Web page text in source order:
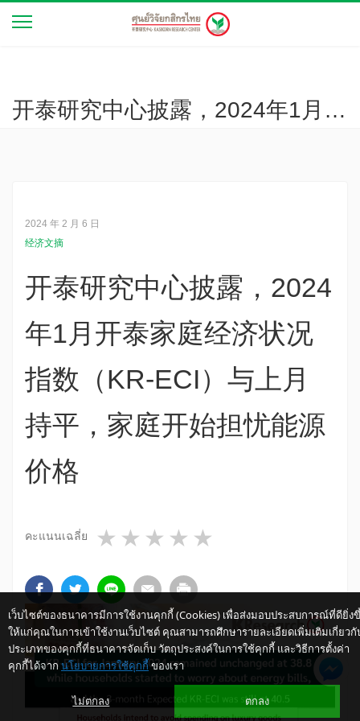
开泰研究中心披露，2024年1月开泰家庭经济状况指数（KR-ECI）与上月持平，家庭开始担忧能源价格
2024 年 2 月 6 日
经济文摘
开泰研究中心披露，2024
年1月开泰家庭经济状况
指数（KR-ECI）与上月
持平，家庭开始担忧能源
价格
คะแนนเฉลี่ย 4 stars
3 stars
2 stars
1 star
เว็บไซต์ของธนาคารมีการใช้งานคุกกี้ (Cookies) เพื่อส่งมอบประสบการณ์ที่ดียิ่ง
ให้แก่คุณในการเข้าใช้งานเว็บไซต์ คุณสามารถศึกษารายละเอียดเพิ่มเติมเกี่ยวกั
ประเภทของคุกกี้ที่ธนาคารจัดเก็บ วัตถุประสงค์ในการใช้คุกกี้ และวิธีการตั้งค่า
คุกกี้ได้จาก นโยบายการใช้คุกกี้ของเรา
ไม่ตกลง ตกลง